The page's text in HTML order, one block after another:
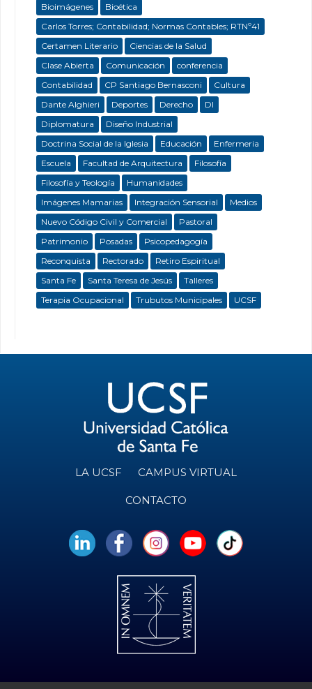
Bioimágenes
Bioética
Carlos Torres; Contabilidad; Normas Contables; RTNº41
Certamen Literario
Ciencias de la Salud
Clase Abierta
Comunicación
conferencia
Contabilidad
CP Santiago Bernasconi
Cultura
Dante Alghieri
Deportes Derecho
DI
Diplomatura
Diseño Industrial
Doctrina Social de la Iglesia
Educación
Enfermeria
Escuela
Facultad de Arquitectura
Filosofía
Filosofía y Teología
Humanidades
Imágenes Mamarias
Integración Sensorial
Medios
Nuevo Código Civil y Comercial
Pastoral
Patrimonio
Posadas
Psicopedagogía
Reconquista
Rectorado
Retiro Espiritual
Santa Fe
Santa Teresa de Jesús
Talleres
Terapia Ocupacional
Trubutos Municipales UCSF
LA UCSF CAMPUS VIRTUAL
CONTACTO